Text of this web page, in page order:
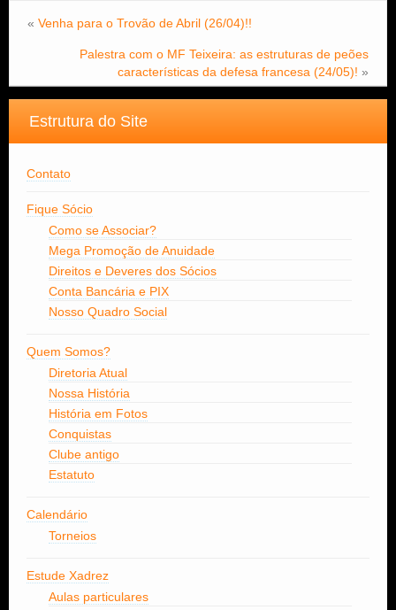
« Venha para o Trovão de Abril (26/04)!!
Palestra com o MF Teixeira: as estruturas de peões
características da defesa francesa (24/05)! »
Estrutura do Site
Contato
Fique Sócio
Como se Associar?
Mega Promoção de Anuidade
Direitos e Deveres dos Sócios
Conta Bancária e PIX
Nosso Quadro Social
Quem Somos?
Diretoria Atual
Nossa História
História em Fotos
Conquistas
Clube antigo
Estatuto
Calendário
Torneios
Estude Xadrez
Aulas particulares